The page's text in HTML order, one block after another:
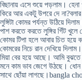
বিছানায় এসে শুয়ে পড়লাম। হেনা
কিরে আর একটু উপরে দে
লুঙ্গিটা কোমর পর্যন্ত উঠিয়ে
পাশ করতে করতে লুঙ্গির গিঁট
কোমর টিপা হলে আবার চিত হয়ে
কোমরের নিচে রান দেখিয়ে
মিয়া বের হয়ে আছে। আমি
মনে কাম ভাব জেগে উঠছে। ধোন
সাথে ছোঁয়া লাগছে।bangla